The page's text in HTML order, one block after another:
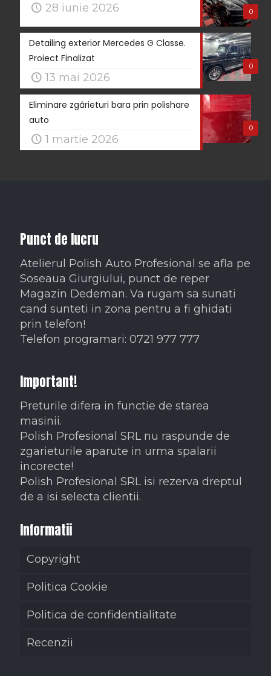
0
28 iunie 2026
0
Detailing exterior Mercedes G Classe.
Proiect Finalizat
13 mai 2026
0
Eliminare zgârieturi bara prin polishare
auto
1 martie 2026
Punct de lucru
Atelierul Polish Auto Profesional se afla pe
Soseaua Giurgiului, punct de reper
Magazin Dedeman. Va rugam sa sunati
cand sunteti in zona pentru a fi ghidati
prin telefon!
Telefon programari: 0721 977 777
Important!
Preturile difera in functie de starea
masinii.
Polish Profesional SRL nu raspunde de
zgarieturile aparute in urma spalarii
incorecte!
Polish Profesional SRL isi rezerva dreptul
de a isi selecta clientii.
Informatii
Copyright
Politica Cookie
Politica de confidentialitate
Recenzii